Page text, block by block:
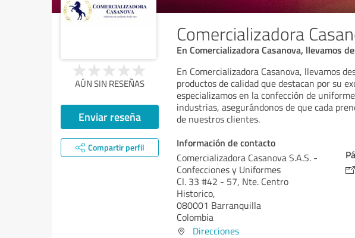
Comercializadora
En Comercializadora Casanova, llevamos
AÚN SIN RESEÑAS
Enviar reseña
Compartir perfil
En Comercializadora Casanova, llevamos
productos de calidad que destacan por su
especializamos en la confección de
industrias, asegurándonos de que cada
de nuestros clientes.
Información de contacto
Comercializadora Casanova S.A.S. -
Confecciones y Uniformes
Cl. 33 #42 - 57, Nte. Centro
Historico,
080001 Barranquilla
Colombia
Direcciones